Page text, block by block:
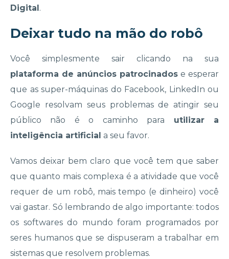
Digital.
Deixar tudo na mão do robô
Você simplesmente sair clicando na sua
plataforma de anúncios patrocinados e esperar
que as super-máquinas do Facebook, LinkedIn ou
Google resolvam seus problemas de atingir seu
público não é o caminho para utilizar a
inteligência artificial a seu favor.
Vamos deixar bem claro que você tem que saber
que quanto mais complexa é a atividade que você
requer de um robô, mais tempo (e dinheiro) você
vai gastar. Só lembrando de algo importante: todos
os softwares do mundo foram programados por
seres humanos que se dispuseram a trabalhar em
sistemas que resolvem problemas.